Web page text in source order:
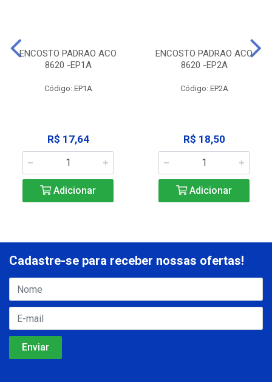
ENCOSTO PADRAO ACO
8620 -EP1A
Código: EP1A
R$ 17,64
Adicionar
ENCOSTO PADRAO ACO
8620 -EP2A
Código: EP2A
R$ 18,50
Adicionar
Cadastre-se para receber nossas ofertas!